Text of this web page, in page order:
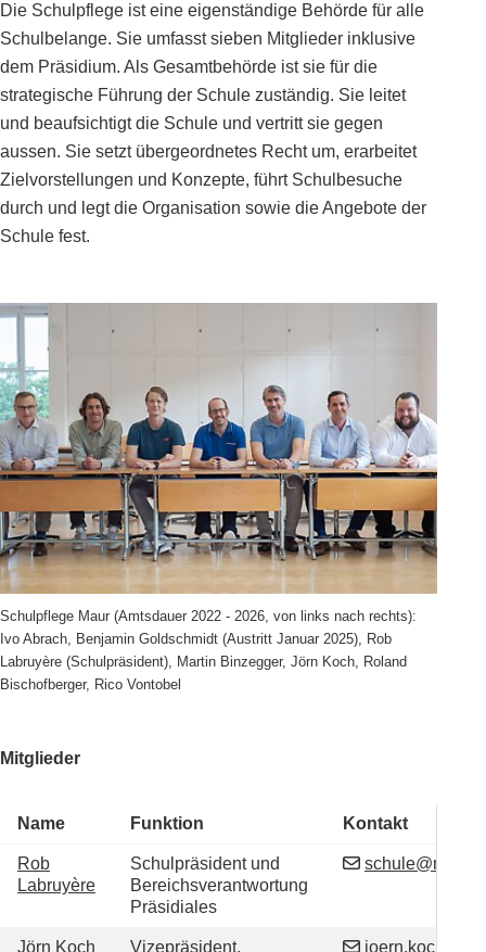
Die Schulpflege ist eine eigenständige Behörde für alle
Schulbelange. Sie umfasst sieben Mitglieder inklusive
dem Präsidium. Als Gesamtbehörde ist sie für die
strategische Führung der Schule zuständig. Sie leitet
und beaufsichtigt die Schule und vertritt sie gegen
aussen. Sie setzt übergeordnetes Recht um, erarbeitet
Zielvorstellungen und Konzepte, führt Schulbesuche
durch und legt die Organisation sowie die Angebote der
Schule fest.
Schulpflege Maur (Amtsdauer 2022 - 2026, von links nach rechts):
Ivo Abrach, Benjamin Goldschmidt (Austritt Januar 2025), Rob
Labruyère (Schulpräsident), Martin Binzegger, Jörn Koch, Roland
Bischofberger, Rico Vontobel
Mitglieder
Name Funktion Kontakt
Rob
Labruyère
Funktion
Schulpräsident und
Bereichsverantwortung
Präsidiales
Jörn Koch Funktion
Vizepräsident,